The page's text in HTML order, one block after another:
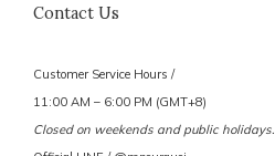
Contact Us
Customer Service Hours /
11:00 AM – 6:00 PM (GMT+8)
Closed on weekends and public holidays.